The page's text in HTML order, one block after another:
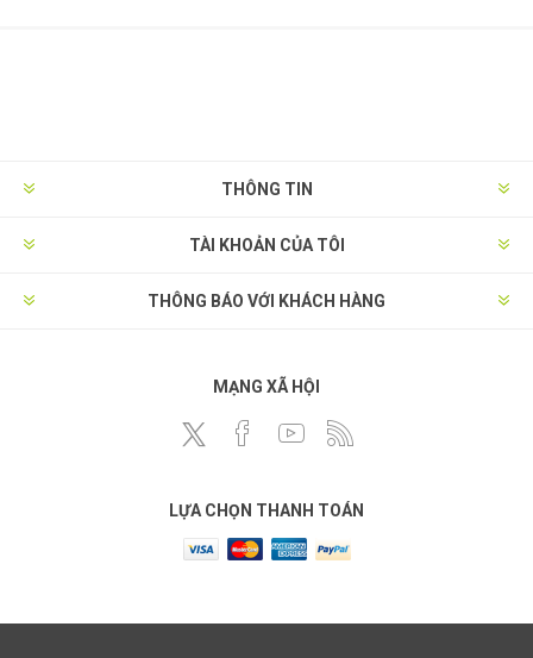
THÔNG TIN
TÀI KHOẢN CỦA TÔI
THÔNG BÁO VỚI KHÁCH HÀNG
MẠNG XÃ HỘI
LỰA CHỌN THANH TOÁN